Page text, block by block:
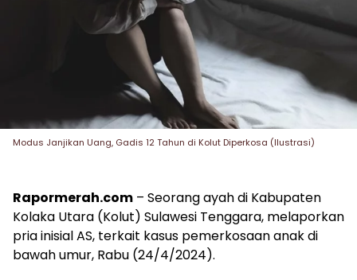
Modus Janjikan Uang, Gadis 12 Tahun di Kolut Diperkosa (Ilustrasi)
Rapormerah.com – Seorang ayah di Kabupaten
Kolaka Utara (Kolut) Sulawesi Tenggara, melaporkan
pria inisial AS, terkait kasus pemerkosaan anak di
bawah umur, Rabu (24/4/2024).